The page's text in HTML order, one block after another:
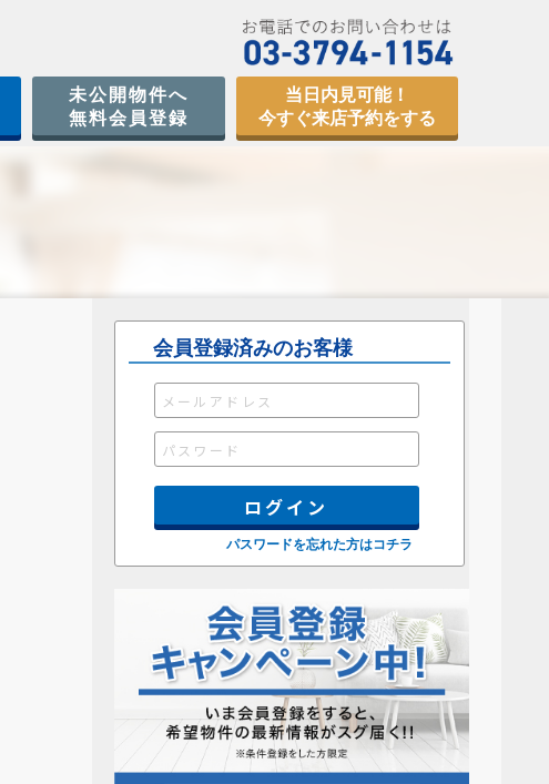
未公開物件へ
無料会員登録
当日内見可能！
今すぐ来店予約をする
会員登録済みのお客様
パスワードを忘れた方はコチラ